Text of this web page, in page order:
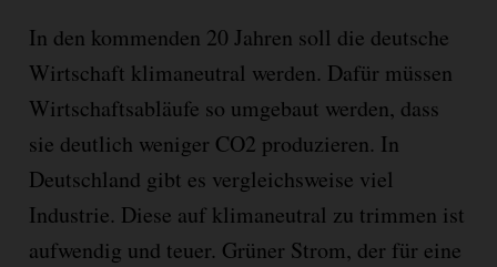
In den kommenden 20 Jahren soll die deutsche
Wirtschaft klimaneutral werden. Dafür müssen
Wirtschaftsabläufe so umgebaut werden, dass
sie deutlich weniger CO2 produzieren. In
Deutschland gibt es vergleichsweise viel
Industrie. Diese auf klimaneutral zu trimmen ist
aufwendig und teuer. Grüner Strom, der für eine